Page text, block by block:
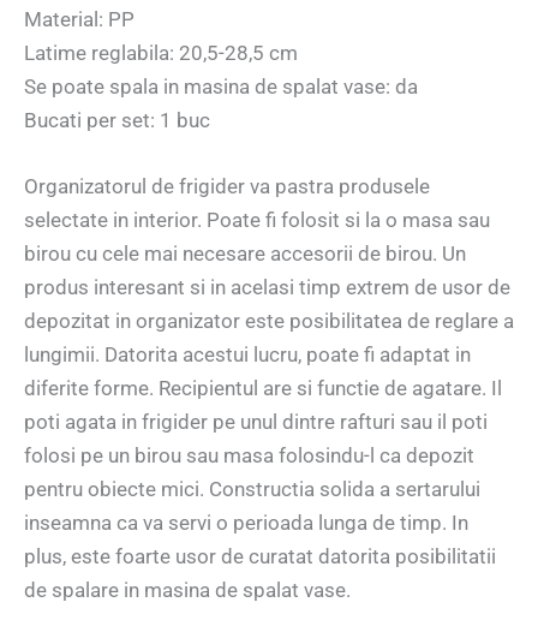
Material: PP
Latime reglabila: 20,5-28,5 cm
Se poate spala in masina de spalat vase: da
Bucati per set: 1 buc
Organizatorul de frigider va pastra produsele
selectate in interior. Poate fi folosit si la o masa sau
birou cu cele mai necesare accesorii de birou. Un
produs interesant si in acelasi timp extrem de usor de
depozitat in organizator este posibilitatea de reglare a
lungimii. Datorita acestui lucru, poate fi adaptat in
diferite forme. Recipientul are si functie de agatare. Il
poti agata in frigider pe unul dintre rafturi sau il poti
folosi pe un birou sau masa folosindu-l ca depozit
pentru obiecte mici. Constructia solida a sertarului
inseamna ca va servi o perioada lunga de timp. In
plus, este foarte usor de curatat datorita posibilitatii
de spalare in masina de spalat vase.